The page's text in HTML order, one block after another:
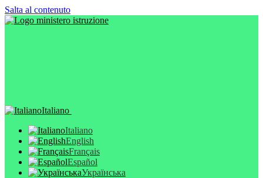
Salta al contenuto
Italiano
Italiano
English
Français
Español
Українська